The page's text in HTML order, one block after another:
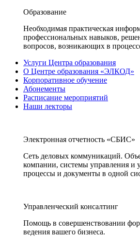
Образование
Необходимая практическая
профессиональных навыков,
вопросов, возникающих в
Услуги Центра образования
О Центре образования «ЭЛКОД»
Корпоративное обучение
Абонементы
Расписание мероприятий
Наши лекторы
Электронная отчетность «СБИС»
Сеть деловых коммуникаций.
компании, системы управления и
процессы и документы в одной
Управленческий консалтинг
Помощь в совершенствовании
ведения вашего бизнеса.